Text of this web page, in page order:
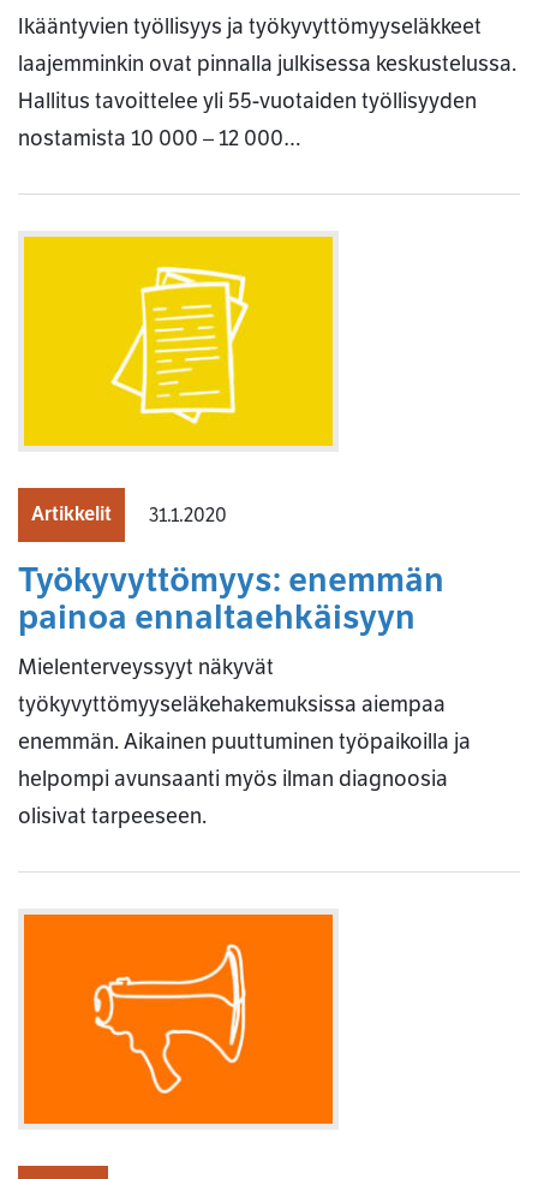
Ikääntyvien työllisyys ja työkyvyttömyyseläkkeet
laajemminkin ovat pinnalla julkisessa keskustelussa.
Hallitus tavoittelee yli 55-vuotaiden työllisyyden
nostamista 10 000 – 12 000…
Artikkelit 31.1.2020
Työkyvyttömyys: enemmän
painoa ennaltaehkäisyyn
Mielenterveyssyyt näkyvät
työkyvyttömyyseläkehakemuksissa aiempaa
enemmän. Aikainen puuttuminen työpaikoilla ja
helpompi avunsaanti myös ilman diagnoosia
olisivat tarpeeseen.